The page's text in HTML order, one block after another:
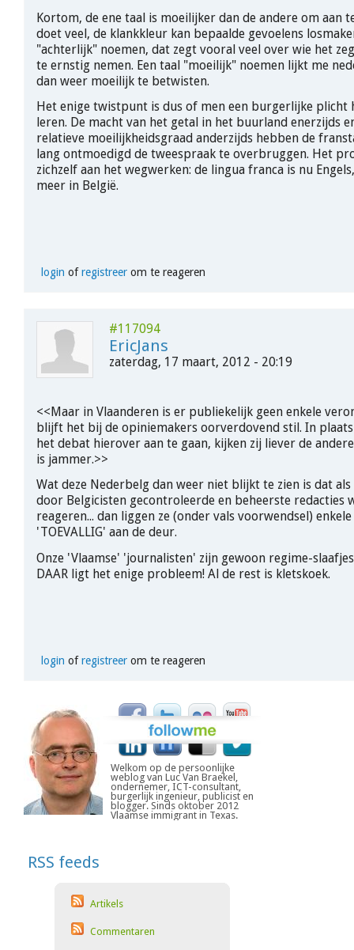
Kortom, de ene taal is moeilijker dan de andere om aan
doet veel, de klankkleur kan bepaalde gevoelens
"achterlijk" noemen, dat zegt vooral veel over wie het
te ernstig nemen. Een taal "moeilijk" noemen lijkt me
dan weer moeilijk te betwisten.
Het enige twistpunt is dus of men een burgerlijke plicht
leren. De macht van het getal in het buurland enerzijds
relatieve moeilijkheidsgraad anderzijds hebben de
lang ontmoedigd de tweespraak te overbruggen. Het
zichzelf aan het wegwerken: de lingua franca is nu
meer in België.
login ofregistreerom te reageren
#117094
EricJans
zaterdag, 17 maart, 2012 - 20:19
<<Maar in Vlaanderen is er publiekelijk geen enkele
blijft het bij de opiniemakers oorverdovend stil. In
het debat hierover aan te gaan, kijken zij liever de
is jammer.>>
Wat deze Nederbelg dan weer niet blijkt te zien is dat
door Belgicisten gecontroleerde en beheerste redacties
reageren... dan liggen ze (onder vals voorwendsel)
'TOEVALLIG' aan de deur.
Onze 'Vlaamse' 'journalisten' zijn gewoon regime-
DAAR ligt het enige probleem! Al de rest is kletskoek.
login ofregistreerom te reageren
Welkom op de persoonlijke
weblog van Luc Van Braekel,
ondernemer, ICT-consultant,
burgerlijk ingenieur, publicist en
blogger. Sinds oktober 2012
Vlaamse immigrant in Texas.
RSS feeds
Artikels
Commentaren